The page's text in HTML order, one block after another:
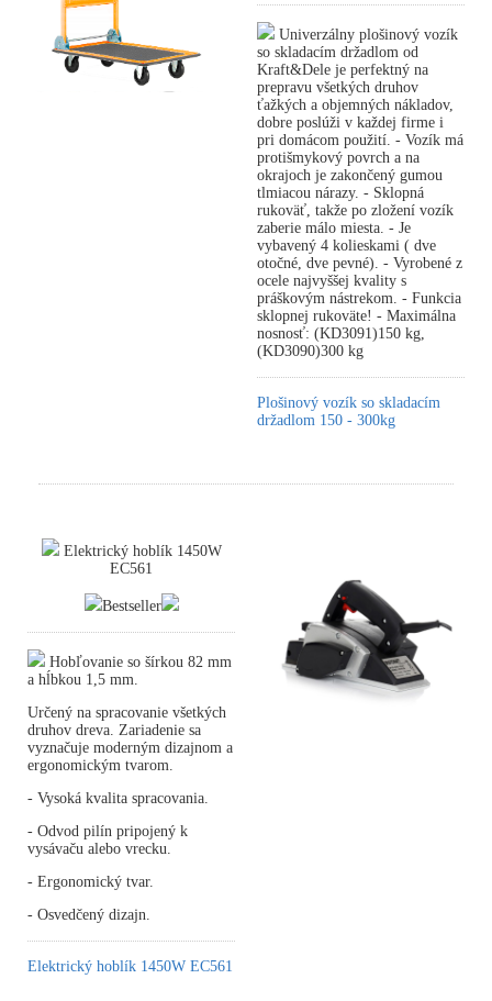
Univerzálny plošinový vozík
so skladacím držadlom od
Kraft&Dele je perfektný na
prepravu všetkých druhov
ťažkých a objemných nákladov,
dobre poslúži v každej firme i
pri domácom použití. - Vozík má
protišmykový povrch a na
okrajoch je zakončený gumou
tlmiacou nárazy. - Sklopná
rukoväť, takže po zložení vozík
zaberie málo miesta. - Je
vybavený 4 kolieskami ( dve
otočné, dve pevné). - Vyrobené z
ocele najvyššej kvality s
práškovým nástrekom. - Funkcia
sklopnej rukoväte! - Maximálna
nosnosť: (KD3091)150 kg,
(KD3090)300 kg
Plošinový vozík so skladacím
držadlom 150 - 300kg
Elektrický hoblík 1450W
EC561
Bestseller
Hobľovanie so šírkou 82 mm
a hĺbkou 1,5 mm.
Určený na spracovanie všetkých
druhov dreva. Zariadenie sa
vyznačuje moderným dizajnom a
ergonomickým tvarom.
- Vysoká kvalita spracovania.
- Odvod pilín pripojený k
vysávaču alebo vrecku.
- Ergonomický tvar.
- Osvedčený dizajn.
Elektrický hoblík 1450W EC561